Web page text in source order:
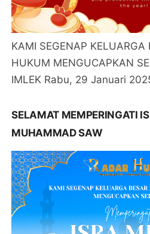
KAMI SEGENAP KELUARGA
HUKUM MENGUCAPKAN
IMLEK Rabu, 29 Januari
SELAMAT MEMPERINGATI
MUHAMMAD SAW